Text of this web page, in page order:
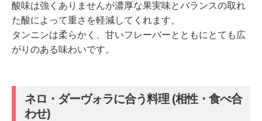
酸味は強くありませんが濃厚な果実味とバランスの取れ
た酸によって重さを軽減してくれます。
タンニンは柔らかく、甘いフレーバーとともにとても広
がりのある味わいです。
ネロ・ダーヴォラに合う料理 (相性・食べ合
わせ)